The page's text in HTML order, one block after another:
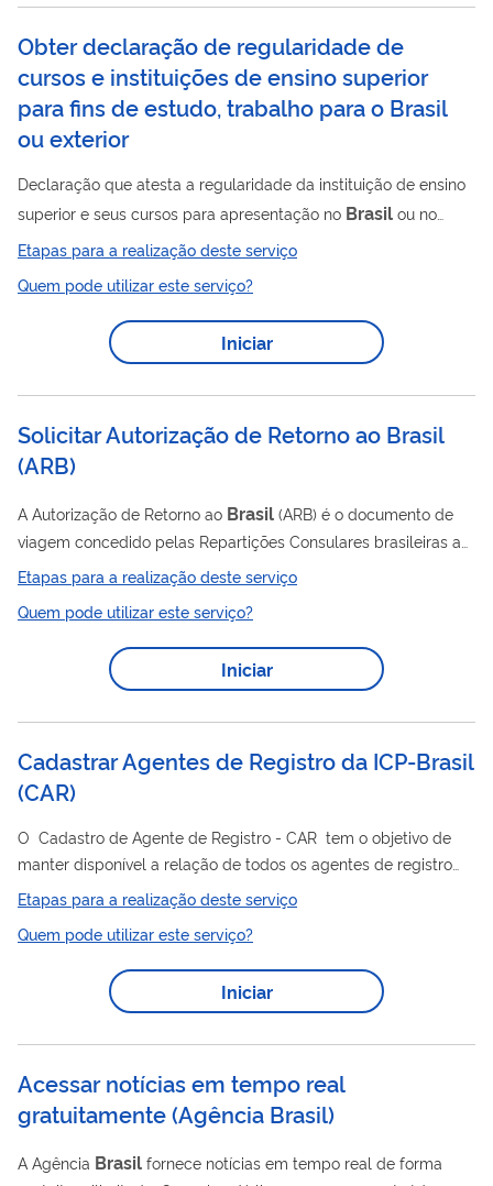
solicitação, elogio,...
Obter declaração de regularidade de
cursos e instituições de ensino superior
para fins de estudo, trabalho para o Brasil
ou exterior
Declaração que atesta a regularidade da instituição de ensino
superior e seus cursos para apresentação no Brasil ou no
exterior para fins de estudo, trabalho e demais comprovações.
Etapas para a realização deste serviço
Quem pode utilizar este serviço?
Iniciar
Solicitar Autorização de Retorno ao Brasil
(ARB)
A Autorização de Retorno ao Brasil (ARB) é o documento de
viagem concedido pelas Repartições Consulares brasileiras a
nacionais brasileiros e estrangeiros residentes no
nacional, não preencham os requisitos para a obtenção de
passaporte. Será inscrito no campo "observação" o termo
Brasil
via (cidade de escala ou trânsito)" quando
Etapas para a realização deste serviço
Quem pode utilizar este serviço?
Iniciar
Cadastrar Agentes de Registro da ICP-Brasil
(CAR)
O Cadastro de Agente de Registro - CAR tem o objetivo de
manter disponível a relação de todos os agentes de registro
que atuam no âmbito da ICP-Brasil, possibilitando apoio no
fiscalização do ITI, sem implicação em qualquer
responsabilização pelos vínculos estabelecidos. Somente os
Agentes de Registro relacionados na lista disponibilizada no
certificados digitais. A relação é...
Etapas para a realização deste serviço
Quem pode utilizar este serviço?
Iniciar
Acessar notícias em tempo real
gratuitamente(Agência Brasil)
A Agência Brasil fornece notícias em tempo real de forma